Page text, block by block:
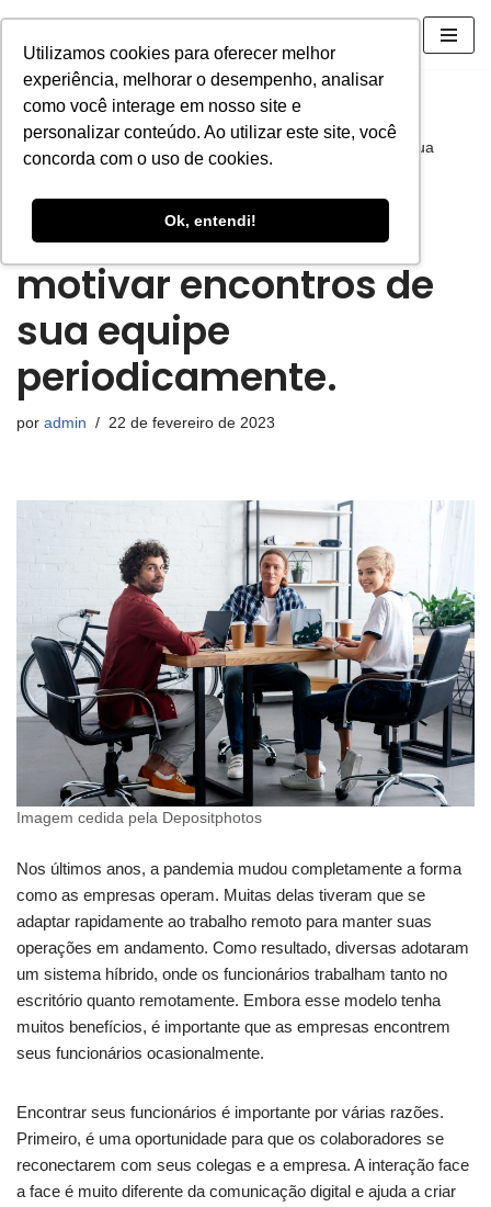
Utilizamos cookies para oferecer melhor
experiência, melhorar o desempenho, analisar
como você interage em nosso site e
personalizar conteúdo. Ao utilizar este site, você
concorda com o uso de cookies.
Ok, entendi!
Pular
para
o
conteúdo
Início Blog
3 razões para você motivar encontros de sua
3 razões para você
motivar encontros de
sua equipe
periodicamente.
por admin 22 de fevereiro de 2023
Imagem cedida pela Depositphotos
Nos últimos anos, a pandemia mudou completamente a forma
como as empresas operam. Muitas delas tiveram que se
adaptar rapidamente ao trabalho remoto para manter suas
operações em andamento. Como resultado, diversas adotaram
um sistema híbrido, onde os funcionários trabalham tanto no
escritório quanto remotamente. Embora esse modelo tenha
muitos benefícios, é importante que as empresas encontrem
seus funcionários ocasionalmente.
Encontrar seus funcionários é importante por várias razões.
Primeiro, é uma oportunidade para que os colaboradores se
reconectarem com seus colegas e a empresa. A interação face
a face é muito diferente da comunicação digital e ajuda a criar